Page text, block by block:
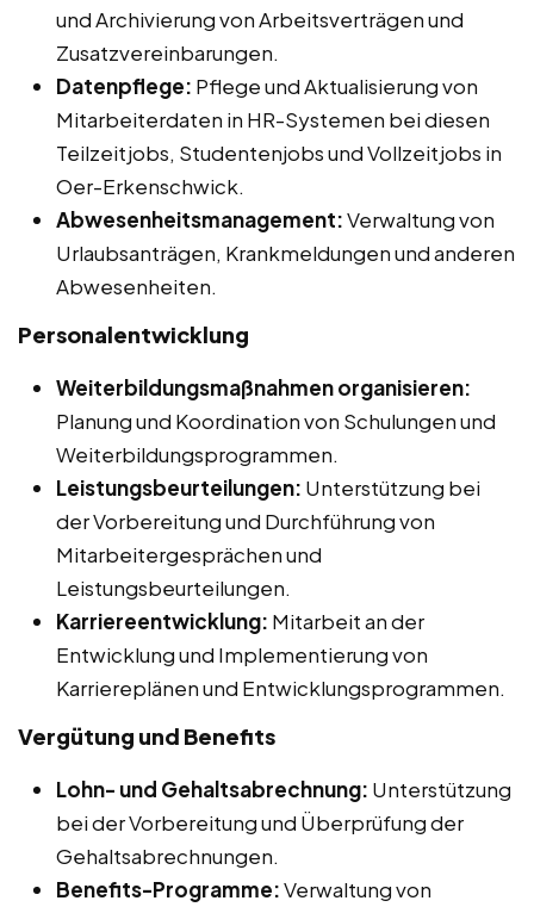
und Archivierung von Arbeitsverträgen und
Zusatzvereinbarungen.
Datenpflege: Pflege und Aktualisierung von
Mitarbeiterdaten in HR-Systemen bei diesen
Teilzeitjobs, Studentenjobs und Vollzeitjobs in
Oer-Erkenschwick.
Abwesenheitsmanagement:Verwaltung von
Urlaubsanträgen, Krankmeldungen und anderen
Abwesenheiten.
Personalentwicklung
Weiterbildungsmaßnahmen organisieren:
Planung und Koordination von Schulungen und
Weiterbildungsprogrammen.
Leistungsbeurteilungen: Unterstützung bei
der Vorbereitung und Durchführung von
Mitarbeitergesprächen und
Leistungsbeurteilungen.
Karriereentwicklung: Mitarbeit an der
Entwicklung und Implementierung von
Karriereplänen und Entwicklungsprogrammen.
Vergütung und Benefits
Lohn- und Gehaltsabrechnung: Unterstützung
bei der Vorbereitung und Überprüfung der
Gehaltsabrechnungen.
Benefits-Programme:Verwaltung von